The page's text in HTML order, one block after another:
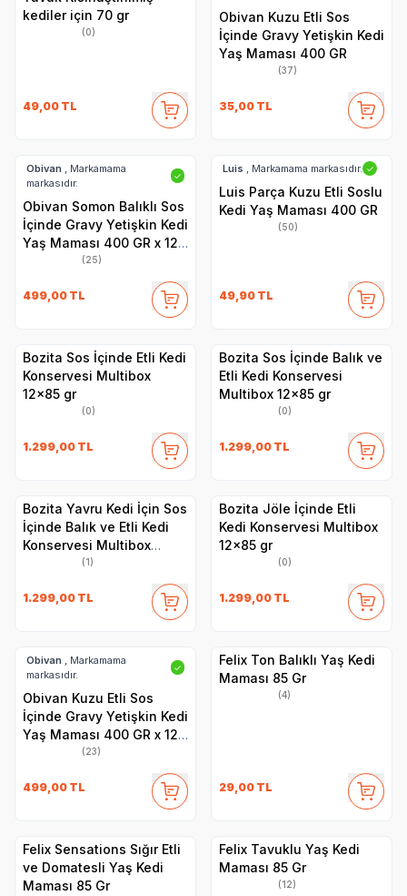
kediler için 70 gr
(0)
49,00 TL
Obivan Kuzu Etli Sos
İçinde Gravy Yetişkin Kedi
Yaş Maması 400 GR
(37)
35,00 TL
Obivan , Markamama
markasıdır.
✓
Obivan Somon Balıklı Sos
İçinde Gravy Yetişkin Kedi
Yaş Maması 400 GR x 12
(25)
499,00 TL
Luis , Markamama markasıdır. ✓
Luis Parça Kuzu Etli Soslu
Kedi Yaş Maması 400 GR
(50)
49,90 TL
Bozita Sos İçinde Etli Kedi
Konservesi Multibox
12x85 gr
(0)
1.299,00 TL
Bozita Sos İçinde Balık ve
Etli Kedi Konservesi
Multibox 12x85 gr
(0)
1.299,00 TL
Bozita Yavru Kedi İçin Sos
İçinde Balık ve Etli Kedi
Konservesi Multibox
(1)
1.299,00 TL
Bozita Jöle İçinde Etli
Kedi Konservesi Multibox
12x85 gr
(0)
1.299,00 TL
Obivan , Markamama
markasıdır.
✓
Obivan Kuzu Etli Sos
İçinde Gravy Yetişkin Kedi
Yaş Maması 400 GR x 12
(23)
499,00 TL
Felix Ton Balıklı Yaş Kedi
Maması 85 Gr
(4)
29,00 TL
Felix Sensations Sığır Etli
ve Domatesli Yaş Kedi
Maması 85 Gr
Felix Tavuklu Yaş Kedi
Maması 85 Gr
(12)